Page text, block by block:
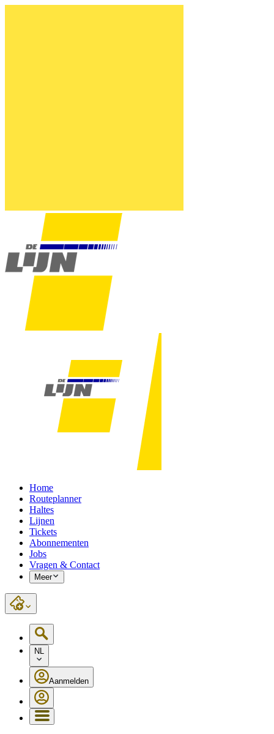
Home
Routeplanner
Haltes
Lijnen
Tickets
Abonnementen
Jobs
Vragen & Contact
Meer
NL
Aanmelden